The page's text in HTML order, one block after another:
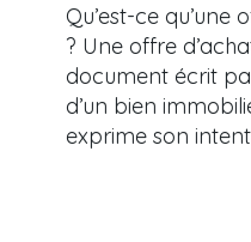
Qu’est-ce qu’une
? Une offre
document écrit
d’un bien
exprime son